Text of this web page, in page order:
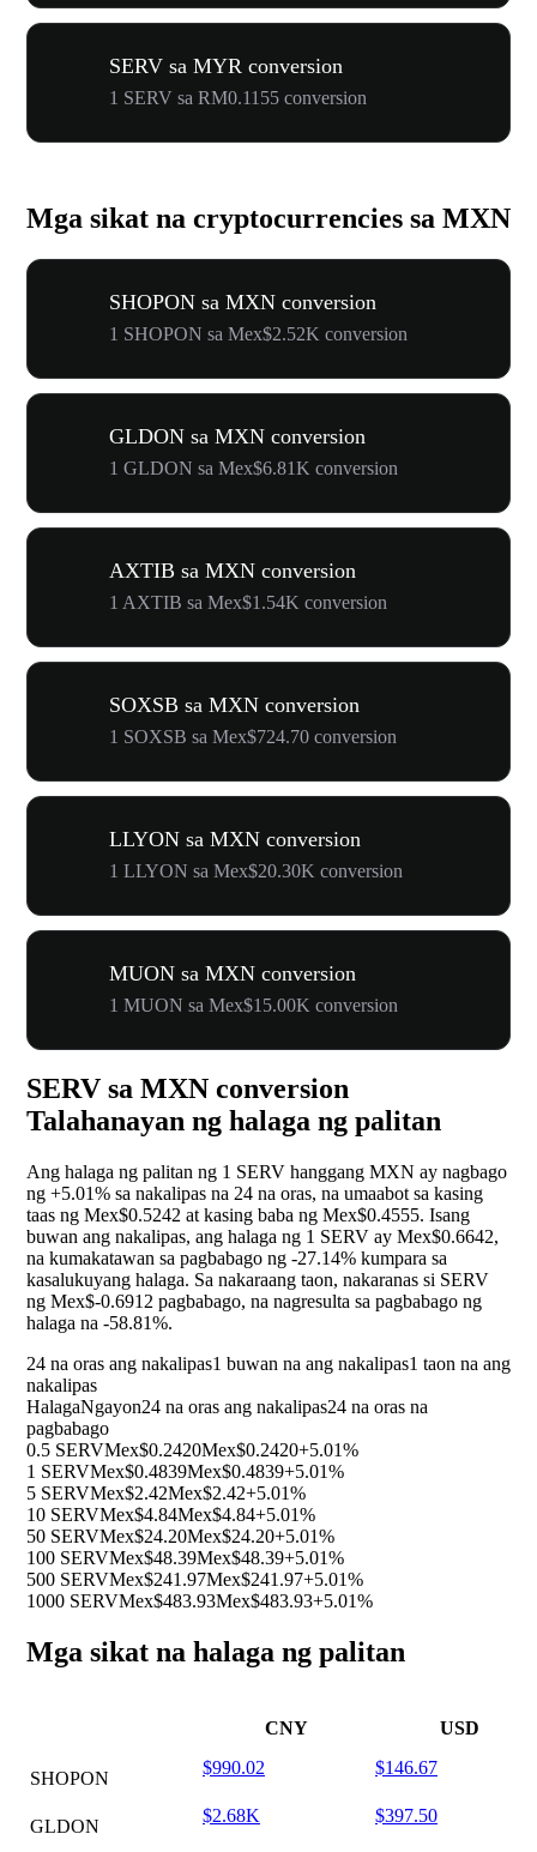
SERV sa MYR conversion
1 SERV sa RM0.1155 conversion
Mga sikat na cryptocurrencies sa MXN
SHOPON sa MXN conversion
1 SHOPON sa Mex$2.52K conversion
GLDON sa MXN conversion
1 GLDON sa Mex$6.81K conversion
AXTIB sa MXN conversion
1 AXTIB sa Mex$1.54K conversion
SOXSB sa MXN conversion
1 SOXSB sa Mex$724.70 conversion
LLYON sa MXN conversion
1 LLYON sa Mex$20.30K conversion
MUON sa MXN conversion
1 MUON sa Mex$15.00K conversion
SERV sa MXN conversion
Talahanayan ng halaga ng palitan
Ang halaga ng palitan ng 1 SERV hanggang MXN ay nagbago
ng +5.01% sa nakalipas na 24 na oras, na umaabot sa kasing
taas ng Mex$0.5242 at kasing baba ng Mex$0.4555. Isang
buwan ang nakalipas, ang halaga ng 1 SERV ay Mex$0.6642,
na kumakatawan sa pagbabago ng -27.14% kumpara sa
kasalukuyang halaga. Sa nakaraang taon, nakaranas si SERV
ng Mex$-0.6912 pagbabago, na nagresulta sa pagbabago ng
halaga na -58.81%.
24 na oras ang nakalipas1 buwan na ang nakalipas1 taon na ang
nakalipas
HalagaNgayon24 na oras ang nakalipas24 na oras na
pagbabago
0.5 SERVMex$0.2420Mex$0.2420+5.01%
1 SERVMex$0.4839Mex$0.4839+5.01%
5 SERVMex$2.42Mex$2.42+5.01%
10 SERVMex$4.84Mex$4.84+5.01%
50 SERVMex$24.20Mex$24.20+5.01%
100 SERVMex$48.39Mex$48.39+5.01%
500 SERVMex$241.97Mex$241.97+5.01%
1000 SERVMex$483.93Mex$483.93+5.01%
Mga sikat na halaga ng palitan
CNY USD
SHOPON
$990.02 $146.67
GLDON
$2.68K $397.50